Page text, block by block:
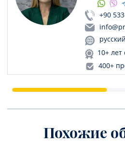
+90
10+
400+
Похожие